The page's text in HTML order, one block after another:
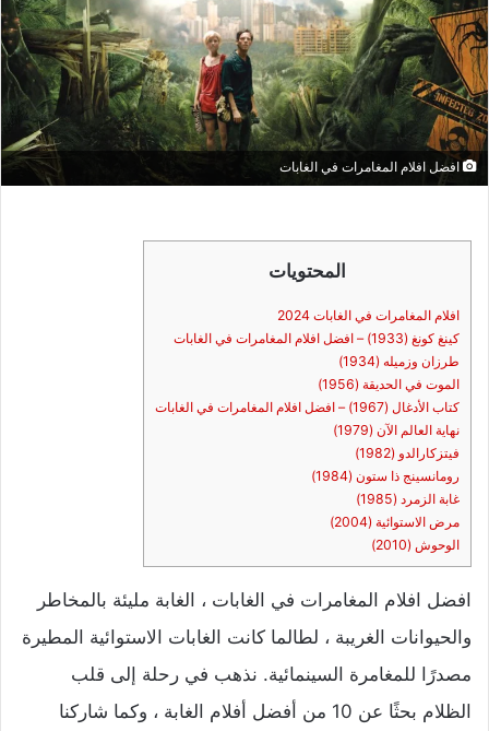
افضل افلام المغامرات في الغابات
المحتويات
افلام المغامرات في الغابات 2024
كينغ كونغ (1933) – افضل افلام المغامرات في الغابات
طرزان وزميله (1934)
الموت في الحديقة (1956)
كتاب الأدغال (1967) – افضل افلام المغامرات في الغابات
نهاية العالم الآن (1979)
فيتزكارالدو (1982)
رومانسينج ذا ستون (1984)
غابة الزمرد (1985)
مرض الاستوائية (2004)
الوحوش (2010)
افضل افلام المغامرات في الغابات ، الغابة مليئة بالمخاطر
والحيوانات الغريبة ، لطالما كانت الغابات الاستوائية المطيرة
مصدرًا للمغامرة السينمائية. نذهب في رحلة إلى قلب
الظلام بحثًا عن 10 من أفضل أفلام الغابة ، وكما شاركنا